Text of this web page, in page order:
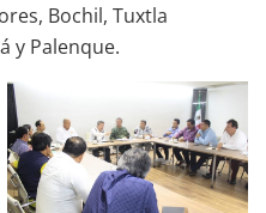
Bochil, Tuxtla
y Palenque.